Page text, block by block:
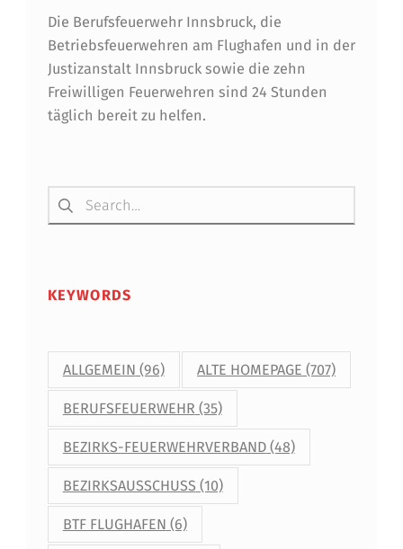
Die Berufsfeuerwehr Innsbruck, die
Betriebsfeuerwehren am Flughafen und in der
Justizanstalt Innsbruck sowie die zehn
Freiwilligen Feuerwehren sind 24 Stunden
täglich bereit zu helfen.
Suchen nach:
KEYWORDS
ALLGEMEIN (96) ALTE HOMEPAGE (707)
BERUFSFEUERWEHR (35)
BEZIRKS-FEUERWEHRVERBAND(48)
BEZIRKSAUSSCHUSS (10)
BTF FLUGHAFEN (6)